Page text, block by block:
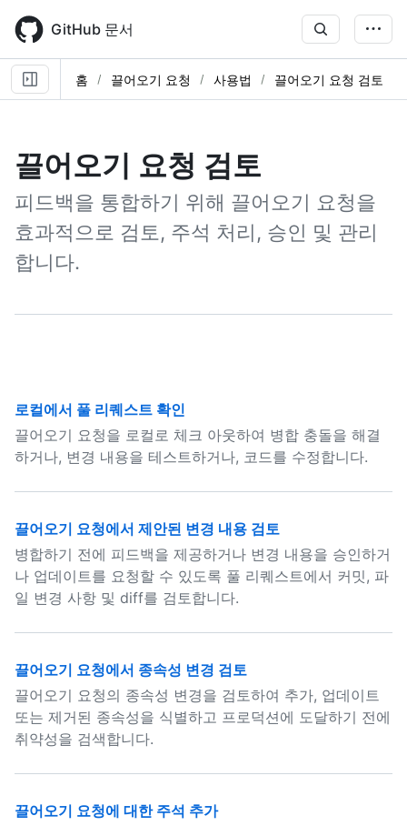
main
content
GitHub 문서
홈 끌어오기 요청 사용법 끌어오기 요청 검토
끌어오기 요청 검토
피드백을 통합하기 위해 끌어오기 요청을
효과적으로 검토, 주석 처리, 승인 및 관리
합니다.
로컬에서 풀 리퀘스트 확인
끌어오기 요청을 로컬로 체크 아웃하여 병합 충돌을 해결
하거나, 변경 내용을 테스트하거나, 코드를 수정합니다.
끌어오기 요청에서 제안된 변경 내용 검토
병합하기 전에 피드백을 제공하거나 변경 내용을 승인하거
나 업데이트를 요청할 수 있도록 풀 리퀘스트에서 커밋, 파
일 변경 사항 및 diff를 검토합니다.
끌어오기 요청에서 종속성 변경 검토
끌어오기 요청의 종속성 변경을 검토하여 추가, 업데이트
또는 제거된 종속성을 식별하고 프로덕션에 도달하기 전에
취약성을 검색합니다.
끌어오기 요청에 대한 주석 추가